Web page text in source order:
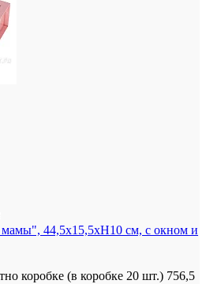
44,5x15,5xH10 см, с окном и
коробке (в коробке 20 шт.) 756,5